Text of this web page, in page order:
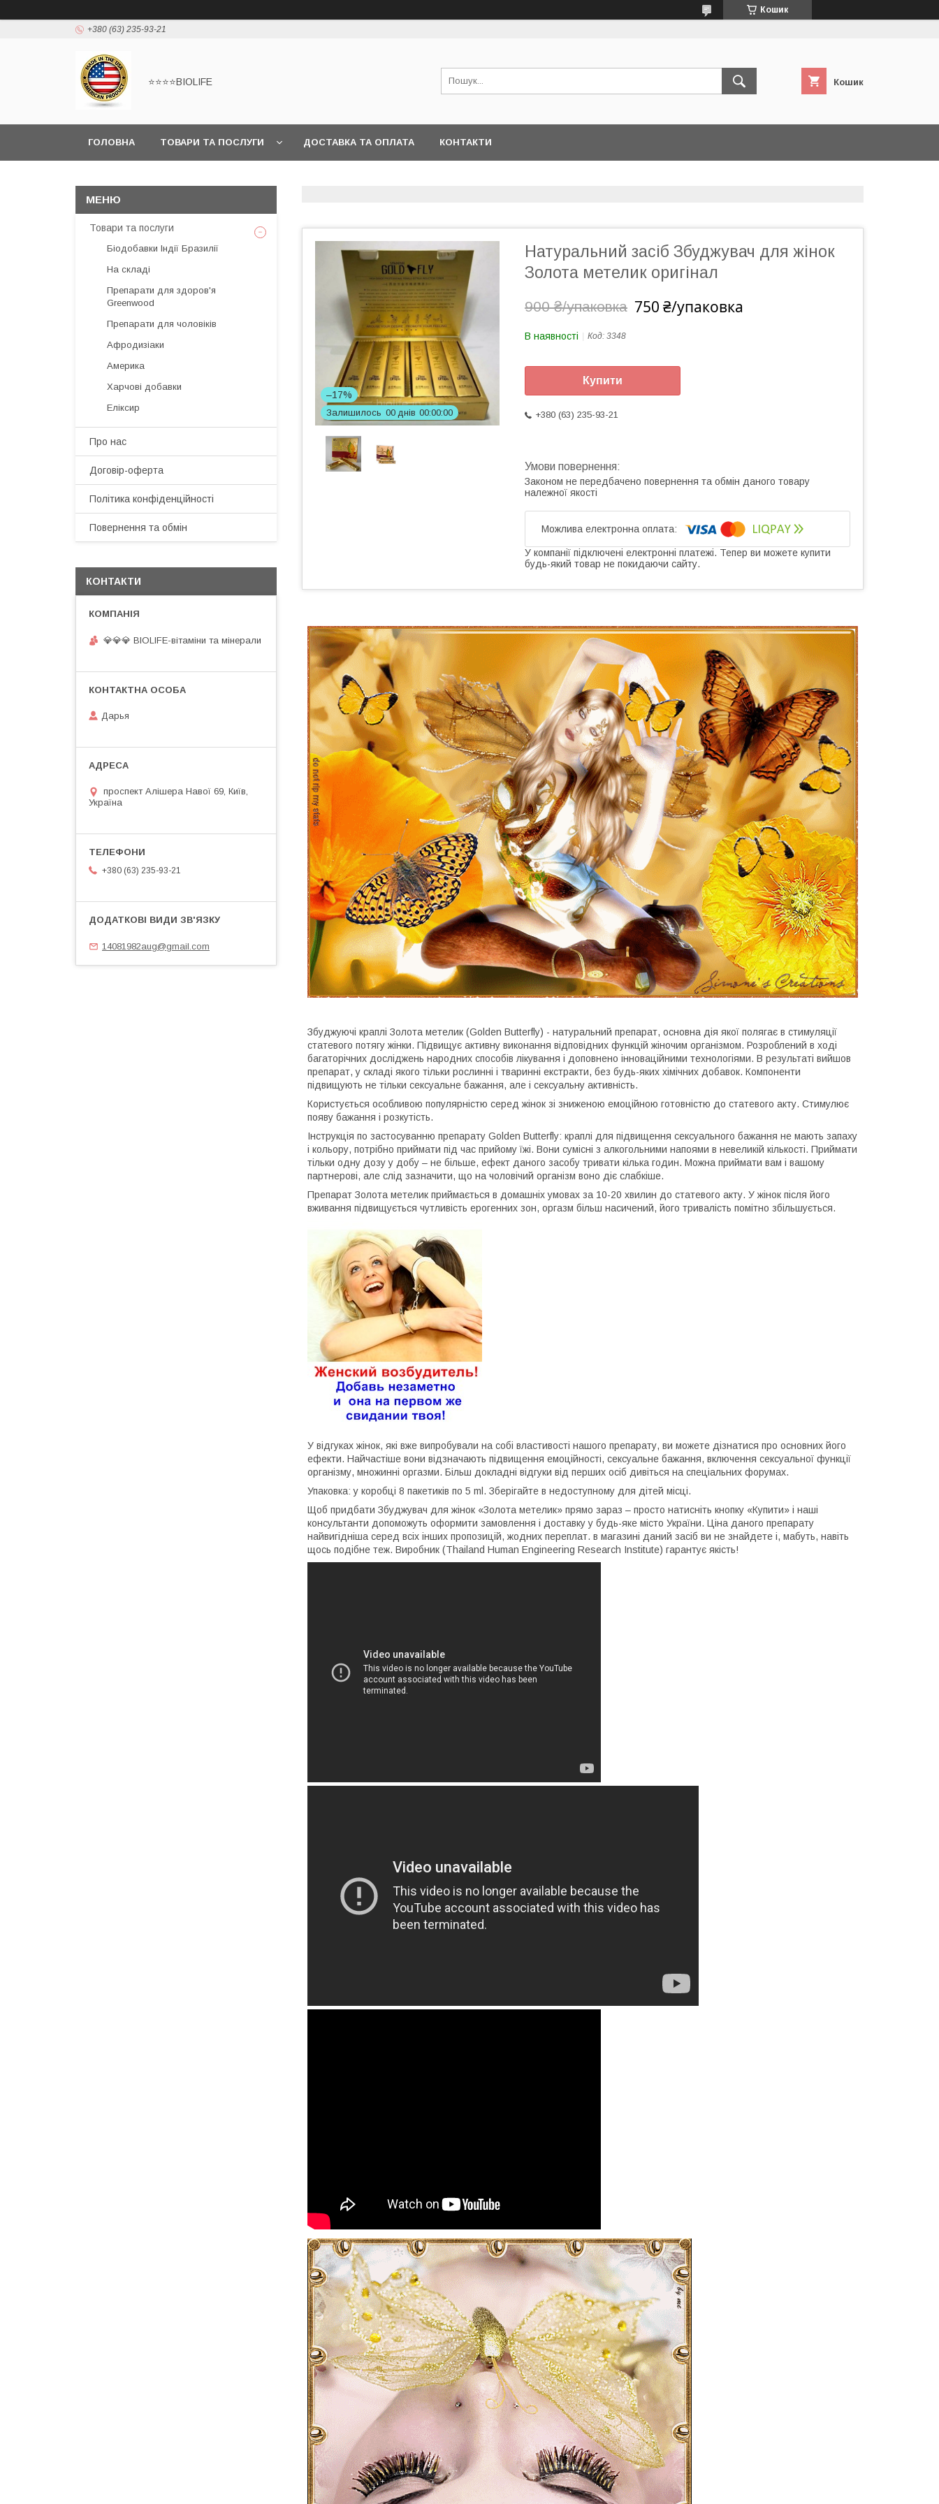
Кошик
+380 (63) 235-93-21
⭐⭐⭐⭐BIOLIFE Кошик
ГОЛОВНА ТОВАРИ ТА ПОСЛУГИ ДОСТАВКА ТА ОПЛАТА КОНТАКТИ
–17%
Залишилось 00 днів 00 00 00
Натуральний засіб Збуджувач для жінок
Золота метелик оригінал
900 ₴/упаковка 750 ₴/упаковка
В наявності Код: 3348
Купити
+380 (63) 235-93-21
Законом не передбачено повернення та обмін даного товару
належної якості
У компанії підключені електронні платежі. Тепер ви можете купити
будь-який товар не покидаючи сайту.
Збуджуючі краплі Золота метелик (Golden Butterfly) - натуральний препарат, основна дія якої полягає в стимуляції
статевого потягу жінки. Підвищує активну виконання відповідних функцій жіночим організмом. Розроблений в ході
багаторічних досліджень народних способів лікування і доповнено інноваційними технологіями. В результаті вийшов
препарат, у складі якого тільки рослинні і тваринні екстракти, без будь-яких хімічних добавок. Компоненти
підвищують не тільки сексуальне бажання, але і сексуальну активність.
Користується особливою популярністю серед жінок зі зниженою емоційною готовністю до статевого акту. Стимулює
появу бажання і розкутість.
Інструкція по застосуванню препарату Golden Butterfly: краплі для підвищення сексуального бажання не мають запаху
і кольору, потрібно приймати під час прийому їжі. Вони сумісні з алкогольними напоями в невеликій кількості. Приймати
тільки одну дозу у добу – не більше, ефект даного засобу тривати кілька годин. Можна приймати вам і вашому
партнерові, але слід зазначити, що на чоловічий організм воно діє слабкіше.
Препарат Золота метелик приймається в домашніх умовах за 10-20 хвилин до статевого акту. У жінок після його
вживання підвищується чутливість ерогенних зон, оргазм більш насичений, його тривалість помітно збільшується.
У відгуках жінок, які вже випробували на собі властивості нашого препарату, ви можете дізнатися про основних його
ефекти. Найчастіше вони відзначають підвищення емоційності, сексуальне бажання, включення сексуальної функції
організму, множинні оргазми. Більш докладні відгуки від перших осіб дивіться на спеціальних форумах.
Упаковка: у коробці 8 пакетиків по 5 ml. Зберігайте в недоступному для дітей місці.
Щоб придбати Збуджувач для жінок «Золота метелик» прямо зараз – просто натисніть кнопку «Купити» і наші
консультанти допоможуть оформити замовлення і доставку у будь-яке місто України. Ціна даного препарату
найвигідніша серед всіх інших пропозицій, жодних переплат. в магазині даний засіб ви не знайдете і, мабуть, навіть
щось подібне теж. Виробник (Thailand Human Engineering Research Institute) гарантує якість!
Товари та послуги
Біодобавки Індії Бразилії
На складі
Препарати для здоров'я
Greenwood
Препарати для чоловіків
Афродизіаки
Америка
Харчові добавки
Еліксир
Про нас
Договір-оферта
Політика конфіденційності
Повернення та обмін
КОНТАКТИ
💎💎💎 BIOLIFE-вітаміни та мінерали
Дарья
проспект Алішера Навої 69, Київ,
Україна
+380 (63) 235-93-21
14081982aug@gmail.com